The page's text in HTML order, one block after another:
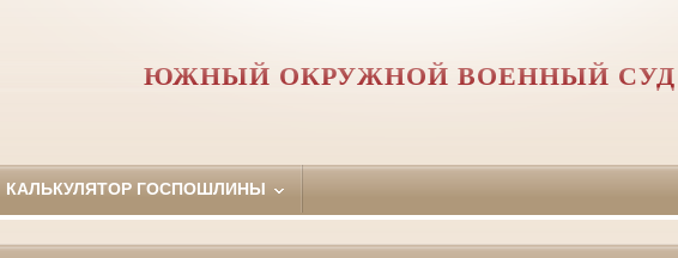
ЮЖНЫЙ ОКРУЖНОЙ ВОЕННЫЙ СУД
КАЛЬКУЛЯТОР ГОСПОШЛИНЫ